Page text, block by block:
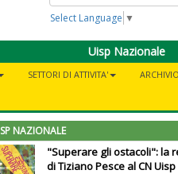
Select Language ▼
Uisp Nazionale
SETTORI DI ATTIVITA'
NAZIONALE
"Superare gli ostacoli": la
di Tiziano Pesce al CN Uisp